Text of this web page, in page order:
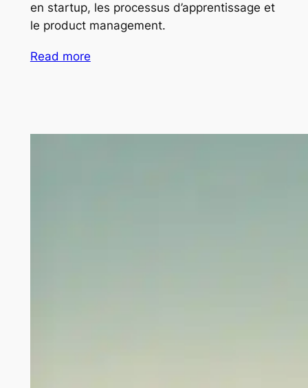
en startup, les processus d’apprentissage et
le product management.
Read more